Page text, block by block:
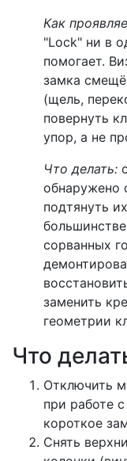
Как
"Lock" ни в
помогает.
замка
(щель,
повернуть
упор, а не
Что делать:
обнаружено
подтянуть
сорванных
заменить
геометрии
Что
Отключить
при работе
короткое
Снять